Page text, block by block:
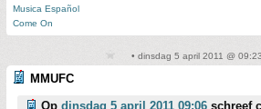
Musica Español
Come On
• dinsdag 5 april 2011 @
MMUFC
Op dinsdag 5 april 2011 09:06 schreef